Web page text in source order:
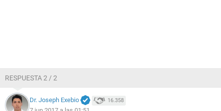
RESPUESTA 2 / 2
Dr. Joseph Exebio 16.358